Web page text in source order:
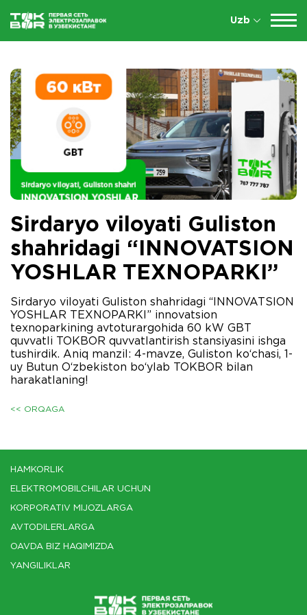
Uzb
Sirdaryo viloyati Guliston
shahridagi “INNOVATSION
YOSHLAR TEXNOPARKI”
Sirdaryo viloyati Guliston shahridagi “INNOVATSION
YOSHLAR TEXNOPARKI” innovatsion
texnoparkining avtoturargohida 60 kW GBT
quvvatli TOKBOR quvvatlantirish stansiyasini ishga
tushirdik. Aniq manzil: 4-mavze, Guliston ko‘chasi, 1-
uy Butun O‘zbekiston bo‘ylab TOKBOR bilan
harakatlaning!
<< ORQAGA
HAMKORLIK
ELEKTROMOBILCHILAR UCHUN
KORPORATIV MIJOZLARGA
AVTODILERLARGA
OAVDA BIZ HAQIMIZDA
YANGILIKLAR